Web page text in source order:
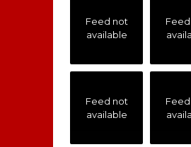
Feed not
available
Feed not
available